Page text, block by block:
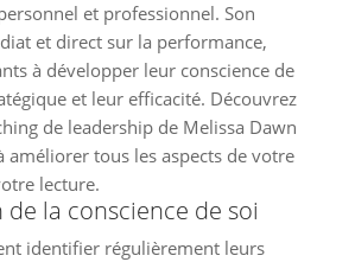
et professionnel. Son
et direct sur la performance,
à développer leur conscience de
et leur efficacité. Découvrez
de leadership de Melissa Dawn
améliorer tous les aspects de votre
lecture.
la conscience de soi
identifier régulièrement leurs